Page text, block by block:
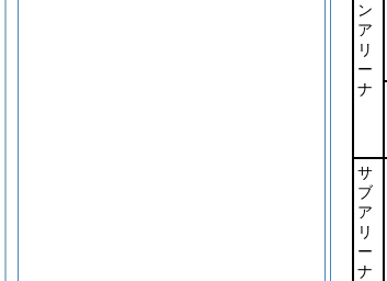
ン
ア
リ
ー
ナ
サ
ブ
ア
リ
ー
ナ